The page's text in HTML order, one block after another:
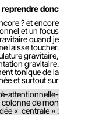
reprendre donc
? et encore
et un focus
quand je
laisse toucher.
gravitaire,
gravitaire.
tonique de la
et surtout sur
attentionnelle-
de mon
« centrale » :